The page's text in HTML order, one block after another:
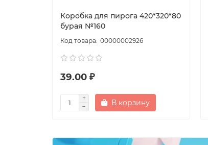
Коробка для пирога 420*320*80
бурая №160
00000002926
39.00 ₽
В корзину